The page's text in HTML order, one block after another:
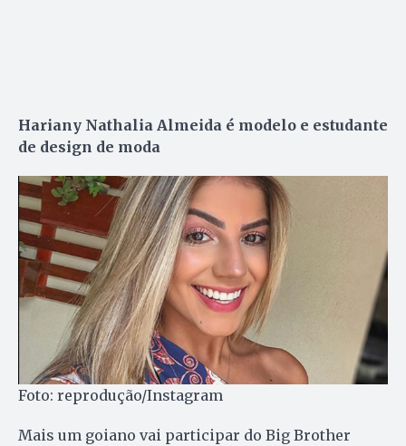
Hariany Nathalia Almeida é modelo e estudante
de design de moda
Foto: reprodução/Instagram
Mais um goiano vai participar do Big Brother